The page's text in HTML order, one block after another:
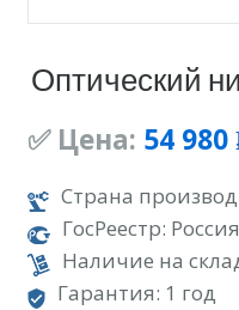
Оптический
✅ Цена: 54 980
Страна
ГосРеестр: Россия
Наличие на
Гарантия: 1 год